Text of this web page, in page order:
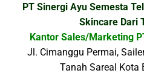
PT Sinergi Ayu Semesta
Skincare Dari
Kantor Sales/Marketing
Jl. Cimanggu Permai,
Tanah Sareal Kota